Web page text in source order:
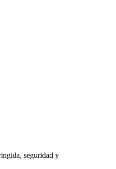
seguridad y